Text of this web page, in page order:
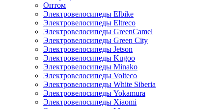
Оптом
Электровелосипеды Elbike
Электровелосипеды Eltreco
Электровелосипеды GreenCamel
Электровелосипеды Green City
Электровелосипеды Jetson
Электровелосипеды Kugoo
Электровелосипеды Minako
Электровелосипеды Volteco
Электровелосипеды White Siberia
Электровелосипеды Yokamura
Электровелосипеды Xiaomi